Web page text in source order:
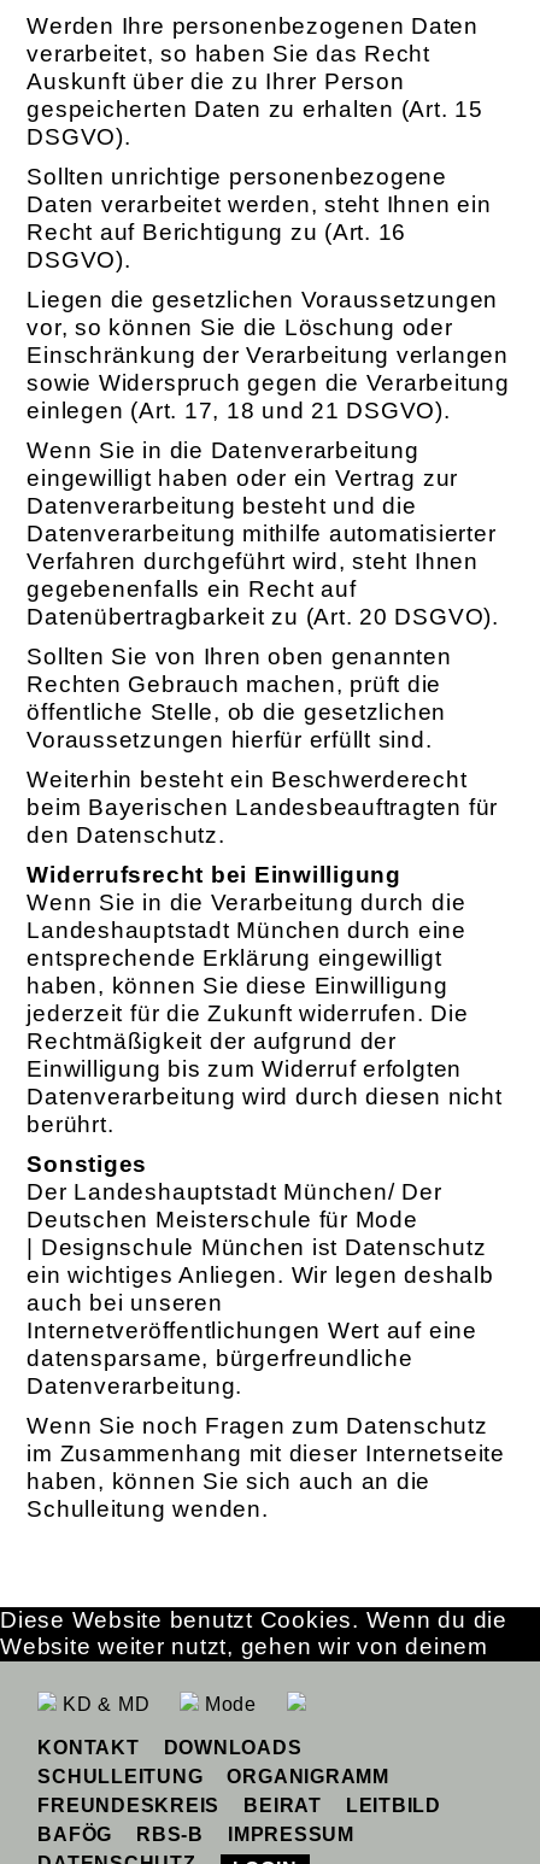
Werden Ihre personenbezogenen Daten
verarbeitet, so haben Sie das Recht
Auskunft über die zu Ihrer Person
gespeicherten Daten zu erhalten (Art. 15
DSGVO).
Sollten unrichtige personenbezogene
Daten verarbeitet werden, steht Ihnen ein
Recht auf Berichtigung zu (Art. 16
DSGVO).
Liegen die gesetzlichen Voraussetzungen
vor, so können Sie die Löschung oder
Einschränkung der Verarbeitung verlangen
sowie Widerspruch gegen die Verarbeitung
einlegen (Art. 17, 18 und 21 DSGVO).
Wenn Sie in die Datenverarbeitung
eingewilligt haben oder ein Vertrag zur
Datenverarbeitung besteht und die
Datenverarbeitung mithilfe automatisierter
Verfahren durchgeführt wird, steht Ihnen
gegebenenfalls ein Recht auf
Datenübertragbarkeit zu (Art. 20 DSGVO).
Sollten Sie von Ihren oben genannten
Rechten Gebrauch machen, prüft die
öffentliche Stelle, ob die gesetzlichen
Voraussetzungen hierfür erfüllt sind.
Weiterhin besteht ein Beschwerderecht
beim Bayerischen Landesbeauftragten für
den Datenschutz.
Widerrufsrecht bei Einwilligung
Wenn Sie in die Verarbeitung durch die
Landeshauptstadt München durch eine
entsprechende Erklärung eingewilligt
haben, können Sie diese Einwilligung
jederzeit für die Zukunft widerrufen. Die
Rechtmäßigkeit der aufgrund der
Einwilligung bis zum Widerruf erfolgten
Datenverarbeitung wird durch diesen nicht
berührt.
Sonstiges
Der Landeshauptstadt München/ Der
Deutschen Meisterschule für Mode
| Designschule München ist Datenschutz
ein wichtiges Anliegen. Wir legen deshalb
auch bei unseren
Internetveröffentlichungen Wert auf eine
datensparsame, bürgerfreundliche
Datenverarbeitung.
Wenn Sie noch Fragen zum Datenschutz
im Zusammenhang mit dieser Internetseite
haben, können Sie sich auch an die
Schulleitung wenden.
KD & MD Mode
KONTAKT
DOWNLOADS
SCHULLEITUNG
ORGANIGRAMM
FREUNDESKREIS
BEIRAT
LEITBILD
BAFÖG
RBS-B
IMPRESSUM
Diese Website benutzt Cookies. Wenn du die
Website weiter nutzt, gehen wir von deinem